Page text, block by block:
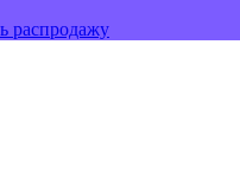
распродажу